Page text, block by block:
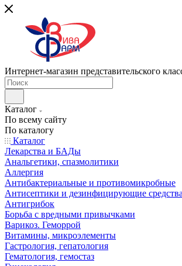
Интернет-магазин представительского
Каталог
По всему сайту
По каталогу
Каталог
Лекарства и БАДы
Анальгетики, спазмолитики
Аллергия
Антибактериальные и противомикробные
Антисептики и дезинфицирующие средства
Антигрибок
Борьба с вредными привычками
Варикоз. Геморрой
Витамины, микроэлементы
Гастрология, гепатология
Гематология, гемостаз